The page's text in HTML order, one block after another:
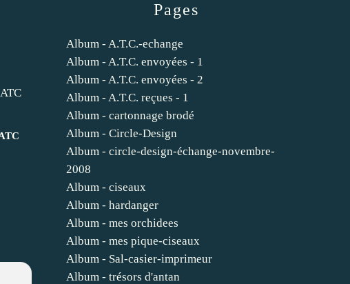
Pages
Album - A.T.C.-echange
Album - A.T.C. envoyées - 1
Album - A.T.C. envoyées - 2
Album - A.T.C. reçues - 1
Album - cartonnage brodé
Album - Circle-Design
Album - circle-design-échange-novembre-
2008
Album - ciseaux
Album - hardanger
Album - mes orchidees
Album - mes pique-ciseaux
Album - Sal-casier-imprimeur
Album - trésors d'antan